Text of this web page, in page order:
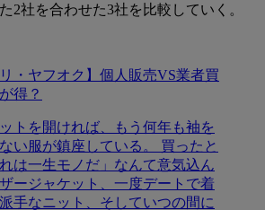
2社を合わせた3社を比較していく。
リ・ヤフオク】個人販売VS業者買
得？
トを開ければ、もう何年も袖を
い服が鎮座している。 買ったと
は一生モノだ」なんて意気込ん
ージャケット、一度デートで着
手なニット、そしていつの間に